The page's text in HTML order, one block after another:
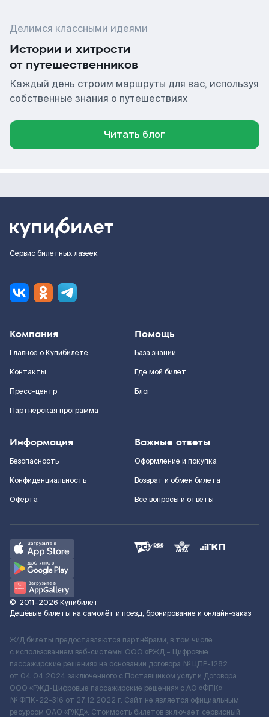
Делимся классными идеями
Истории и хитрости
от путешественников
Каждый день строим маршруты для вас, используя
собственные знания о путешествиях
Читать блог
Сервис билетных лазеек
Компания
Главное о Купибилете
Контакты
Пресс-центр
Партнерская программа
Помощь
База знаний
Где мой билет
Блог
Информация
Безопасность
Конфиденциальность
Оферта
Важные ответы
Оформление и покупка
Возврат и обмен билета
Все вопросы и ответы
© 2011–2026 Купибилет
Дешёвые билеты на самолёт и поезд, бронирование и онлайн-заказ
Ж/Д билеты предоставляются партнёрами, в том числе
с использованием веб-системы ООО «РЖД – Цифровые
пассажирские решения» на основании договора № ЦПР-1282
от 04.04.2024 заключенного с Поставщиком услуг и Договора
ООО «РЖД-Цифровые пассажирские решения» c АО «ФПК»
№ ФПК-22-316 от 27.12.2022 г. Сайт не является официальным
ресурсом ОАО «РЖД». Стоимость билетов включает сервисный